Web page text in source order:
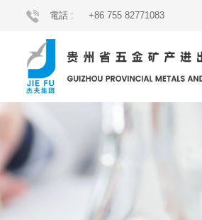
電話 : +86 755 82771083